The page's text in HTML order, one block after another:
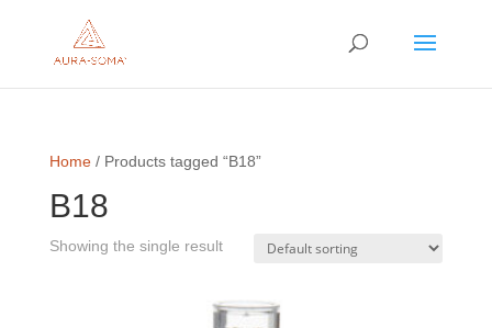
Home/ Products tagged “B18”
B18
Showing the single result